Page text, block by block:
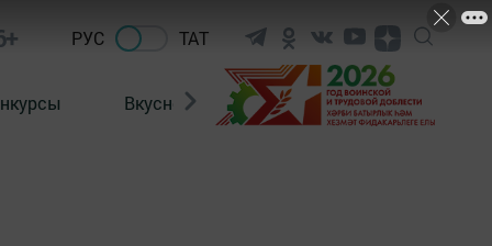
РУС ТАТ
Вкусности Фотогалерея